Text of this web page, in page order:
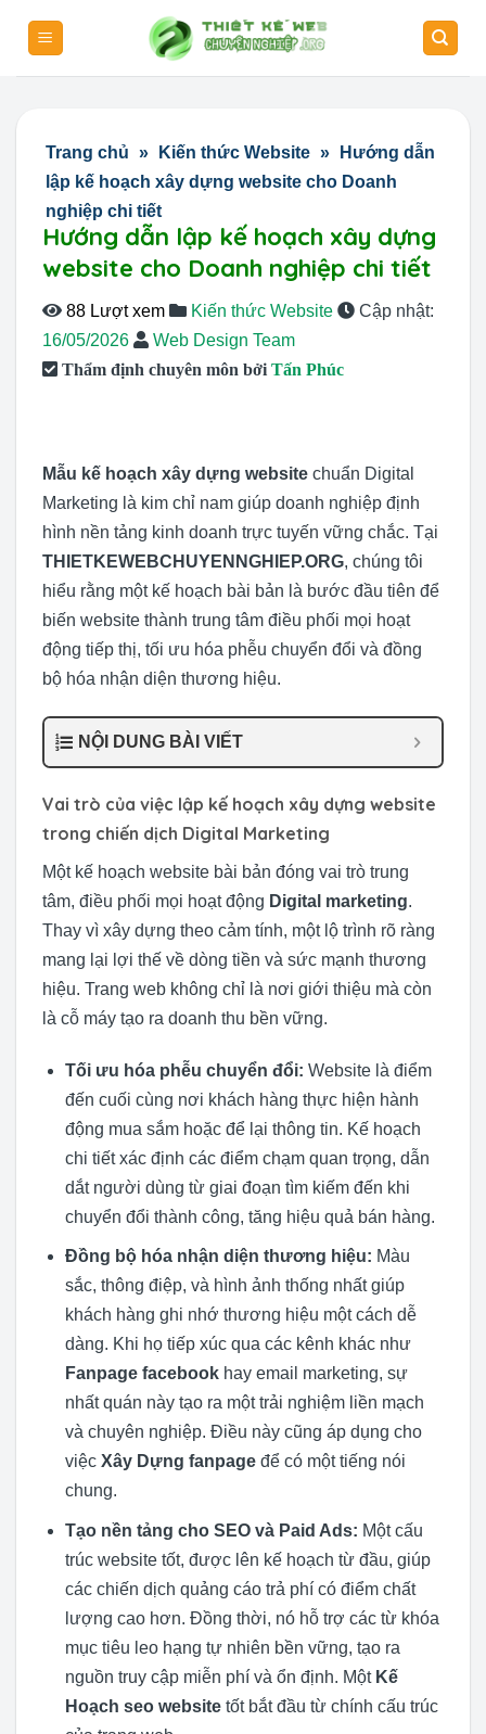
content
Trang chủ » Kiến thức Website »
Hướng dẫn
lập kế hoạch xây dựng website cho Doanh
nghiệp chi tiết
Hướng dẫn lập kế hoạch xây dựng
website cho Doanh nghiệp chi tiết
88 Lượt xem Kiến thức Website
Cập nhật:
16/05/2026
Web Design Team
Thẩm định chuyên môn bởi Tấn Phúc
Mẫu kế hoạch xây dựng website chuẩn Digital
Marketing là kim chỉ nam giúp doanh nghiệp định
hình nền tảng kinh doanh trực tuyến vững chắc. Tại
THIETKEWEBCHUYENNGHIEP.ORG, chúng tôi
hiểu rằng một kế hoạch bài bản là bước đầu tiên để
biến website thành trung tâm điều phối mọi hoạt
động tiếp thị, tối ưu hóa phễu chuyển đổi và đồng
bộ hóa nhận diện thương hiệu.
NỘI DUNG BÀI VIẾT
Vai trò của việc lập kế hoạch xây dựng website
trong chiến dịch Digital Marketing
Một kế hoạch website bài bản đóng vai trò trung
tâm, điều phối mọi hoạt động Digital marketing.
Thay vì xây dựng theo cảm tính, một lộ trình rõ ràng
mang lại lợi thế về dòng tiền và sức mạnh thương
hiệu. Trang web không chỉ là nơi giới thiệu mà còn
là cỗ máy tạo ra doanh thu bền vững.
Tối ưu hóa phễu chuyển đổi: Website là điểm
đến cuối cùng nơi khách hàng thực hiện hành
động mua sắm hoặc để lại thông tin. Kế hoạch
chi tiết xác định các điểm chạm quan trọng, dẫn
dắt người dùng từ giai đoạn tìm kiếm đến khi
chuyển đổi thành công, tăng hiệu quả bán hàng.
Đồng bộ hóa nhận diện thương hiệu: Màu
sắc, thông điệp, và hình ảnh thống nhất giúp
khách hàng ghi nhớ thương hiệu một cách dễ
dàng. Khi họ tiếp xúc qua các kênh khác như
Fanpage facebookhay email marketing, sự
nhất quán này tạo ra một trải nghiệm liền mạch
và chuyên nghiệp. Điều này cũng áp dụng cho
việc Xây Dựng fanpageđể có một tiếng nói
chung.
Tạo nền tảng cho SEO và Paid Ads: Một cấu
trúc website tốt, được lên kế hoạch từ đầu, giúp
các chiến dịch quảng cáo trả phí có điểm chất
lượng cao hơn. Đồng thời, nó hỗ trợ các từ khóa
mục tiêu leo hạng tự nhiên bền vững, tạo ra
nguồn truy cập miễn phí và ổn định. Một Kế
Hoạch seo websitetốt bắt đầu từ chính cấu trúc